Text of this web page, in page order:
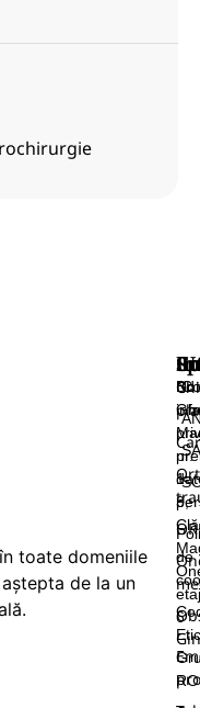
toate domeniile
de la un
de
RO
Bd.
nr.
1-
3,
etaj
6